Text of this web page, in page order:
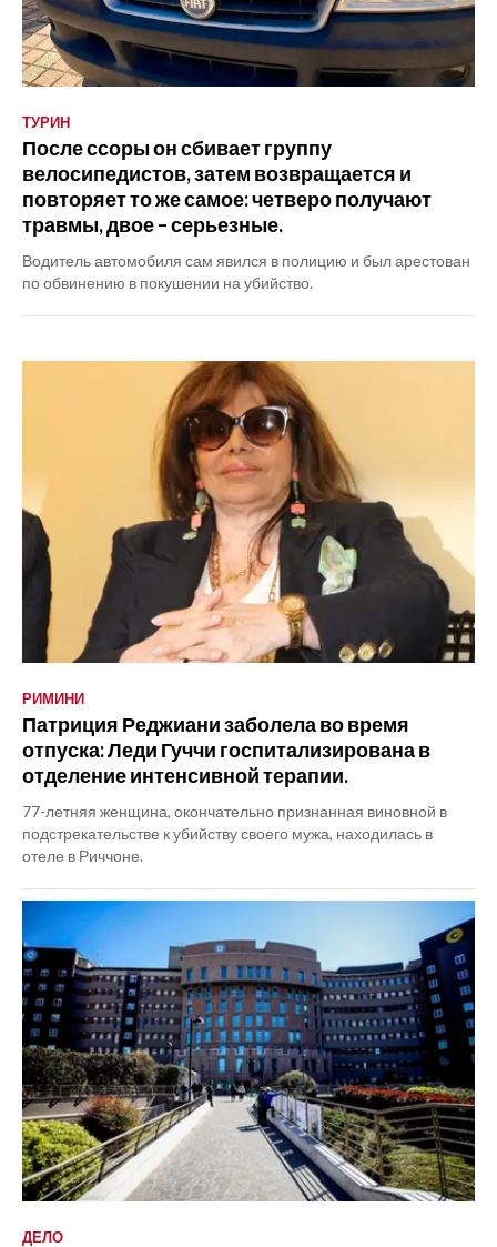
ТУРИН
После ссоры он сбивает группу
велосипедистов, затем возвращается и
повторяет то же самое: четверо получают
травмы, двое – серьезные.
Водитель автомобиля сам явился в полицию и был арестован
по обвинению в покушении на убийство.
РИМИНИ
Патриция Реджиани заболела во время
отпуска: Леди Гуччи госпитализирована в
отделение интенсивной терапии.
77-летняя женщина, окончательно признанная виновной в
подстрекательстве к убийству своего мужа, находилась в
отеле в Риччоне.
ДЕЛО